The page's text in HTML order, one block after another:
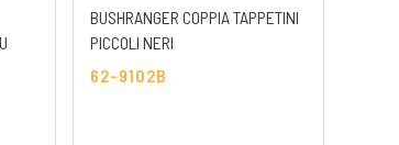
BUSHRANGER COPPIA TAPPETINI
PICCOLI NERI
62-9102B